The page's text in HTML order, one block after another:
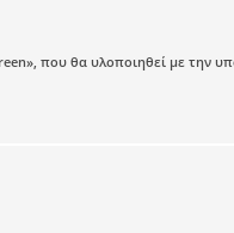
που θα υλοποιηθεί με την